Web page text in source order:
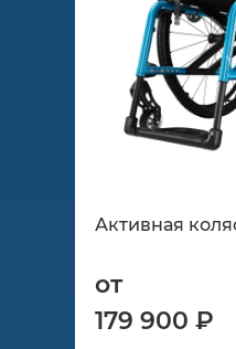
Активная
от
179 900 ₽